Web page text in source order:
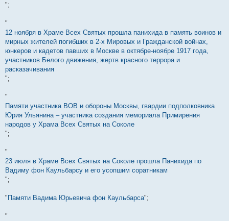
";
"
12 ноября в Храме Всех Святых прошла панихида в память воинов и
мирных жителей погибших в 2-х Мировых и Гражданской войнах,
юнкеров и кадетов павших в Москве в октябре-ноябре 1917 года,
участников Белого движения, жертв красного террора и
расказачивания
";
"
Памяти участника ВОВ и обороны Москвы, гвардии подполковника
Юрия Ульянина – участника создания мемориала Примирения
народов у Храма Всех Святых на Соколе
";
"
23 июля в Храме Всех Святых на Соколе прошла Панихида по
Вадиму фон Каульбарсу и его усопшим соратникам
";
" Памяти Вадима Юрьевича фон Каульбарса";
"